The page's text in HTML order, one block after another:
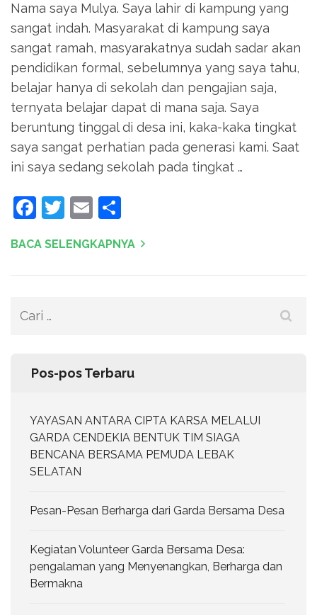
Nama saya Mulya. Saya lahir di kampung yang
sangat indah. Masyarakat di kampung saya
sangat ramah, masyarakatnya sudah sadar akan
pendidikan formal, sebelumnya yang saya tahu,
belajar hanya di sekolah dan pengajian saja,
ternyata belajar dapat di mana saja. Saya
beruntung tinggal di desa ini, kaka-kaka tingkat
saya sangat perhatian pada generasi kami. Saat
ini saya sedang sekolah pada tingkat …
Facebook
Twitter
Email
BACA SELENGKAPNYA
Cari
Pos-pos Terbaru
YAYASAN ANTARA CIPTA KARSA MELALUI
GARDA CENDEKIA BENTUK TIM SIAGA
BENCANA BERSAMA PEMUDA LEBAK
SELATAN
Pesan-Pesan Berharga dari Garda Bersama Desa
Kegiatan Volunteer Garda Bersama Desa:
pengalaman yang Menyenangkan, Berharga dan
Bermakna